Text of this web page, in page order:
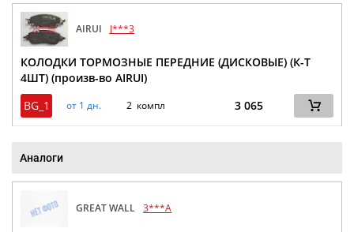
AIRUI J***3
КОЛОДКИ ТОРМОЗНЫЕ ПЕРЕДНИЕ (ДИСКОВЫЕ) (К-Т
4ШТ) (произв-во AIRUI)
BG_1
от 1 дн. 2 компл 3 065
Аналоги
GREAT WALL 3***A